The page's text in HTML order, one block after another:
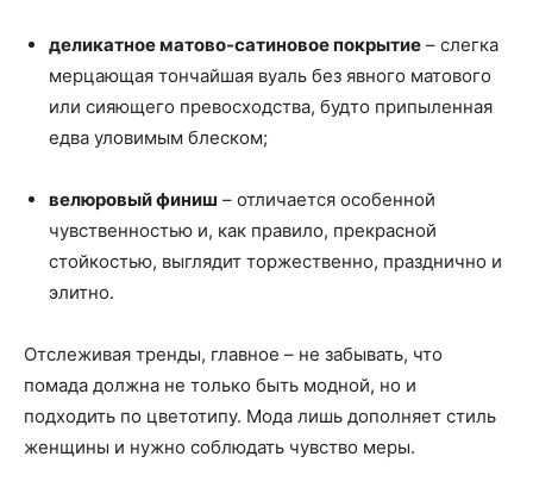
деликатное матово-сатиновое покрытие – слегка
мерцающая тончайшая вуаль без явного матового
или сияющего превосходства, будто припыленная
едва уловимым блеском;
велюровый финиш – отличается особенной
чувственностью и, как правило, прекрасной
стойкостью, выглядит торжественно, празднично и
элитно.
Отслеживая тренды, главное – не забывать, что
помада должна не только быть модной, но и
подходить по цветотипу. Мода лишь дополняет стиль
женщины и нужно соблюдать чувство меры.